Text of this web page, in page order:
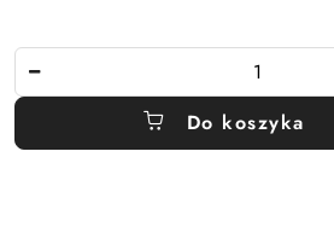
Do koszyka